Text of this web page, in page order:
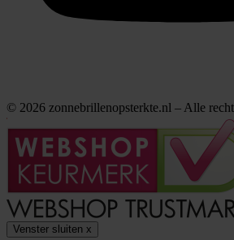
© 2026 zonnebrillenopsterkte.nl – Alle
Venster sluiten x